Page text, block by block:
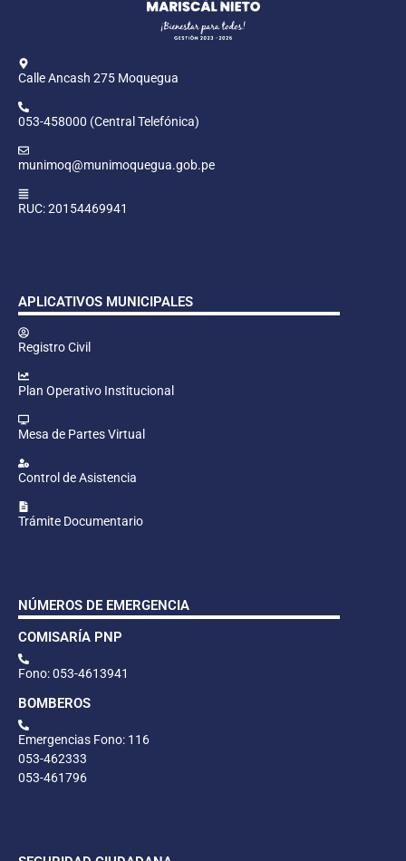
Calle Ancash 275 Moquegua
053-458000 (Central Telefónica)
munimoq@munimoquegua.gob.pe
RUC: 20154469941
APLICATIVOS MUNICIPALES
Registro Civil
Plan Operativo Institucional
Mesa de Partes Virtual
Control de Asistencia
Trámite Documentario
NÚMEROS DE EMERGENCIA
COMISARÍA PNP
Fono: 053-4613941
BOMBEROS
Emergencias Fono: 116
053-462333
053-461796